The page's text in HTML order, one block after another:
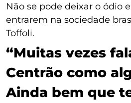
Não se pode deixar o ódio
entrarem na sociedade
Toffoli.
“Muitas vezes
Centrão como
Ainda bem que